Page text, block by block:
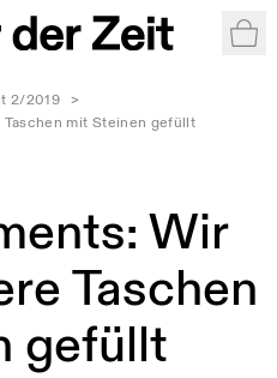
2/2019
>
mit Steinen gefüllt
Wir
Taschen
gefüllt